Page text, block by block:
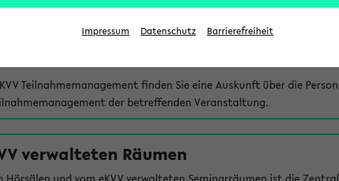
Teilnahmemanagement finden Sie eine Auskunft über die
der betreffenden Veranstaltung.
verwalteten Räumen
Impressum Datenschutz Barrierefreiheit